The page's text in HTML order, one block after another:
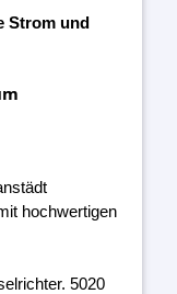
Strom und
hochwertigen
5020